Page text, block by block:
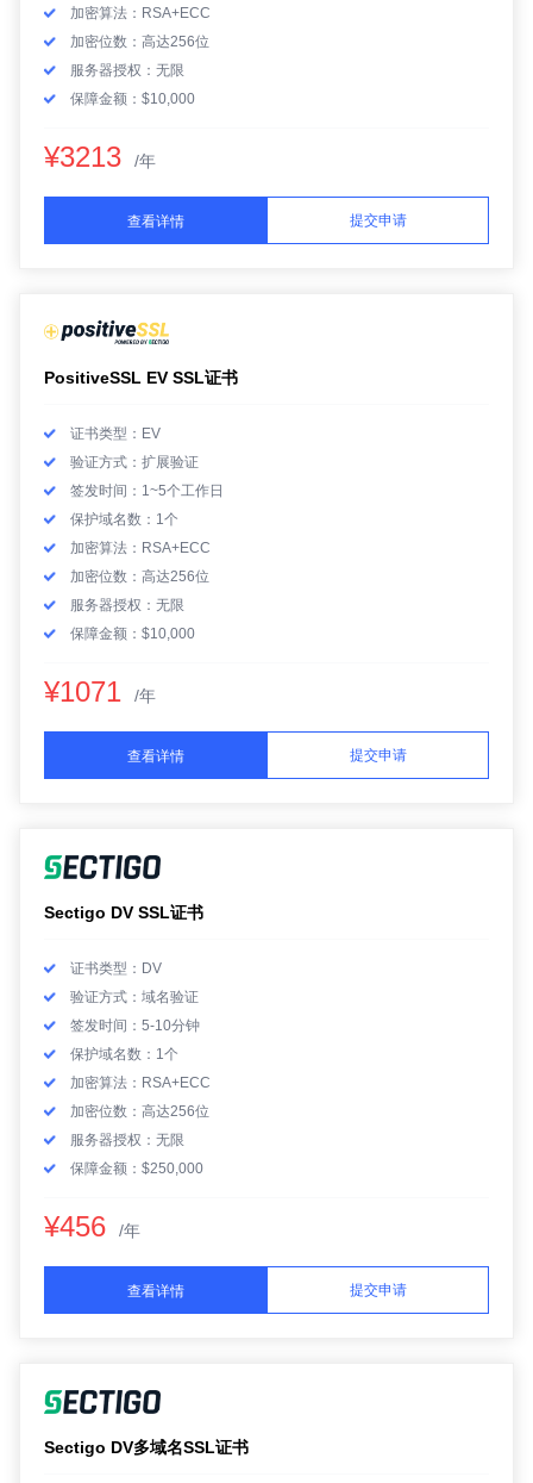
加密算法：RSA+ECC
加密位数：高达256位
服务器授权：无限
保障金额：$10,000
¥3213 /年
查看详情 提交申请
PositiveSSL EV SSL证书
证书类型：EV
验证方式：扩展验证
签发时间：1~5个工作日
保护域名数：1个
加密算法：RSA+ECC
加密位数：高达256位
服务器授权：无限
保障金额：$10,000
¥1071 /年
查看详情 提交申请
Sectigo DV SSL证书
证书类型：DV
验证方式：域名验证
签发时间：5-10分钟
保护域名数：1个
加密算法：RSA+ECC
加密位数：高达256位
服务器授权：无限
保障金额：$250,000
¥456 /年
查看详情 提交申请
Sectigo DV多域名SSL证书